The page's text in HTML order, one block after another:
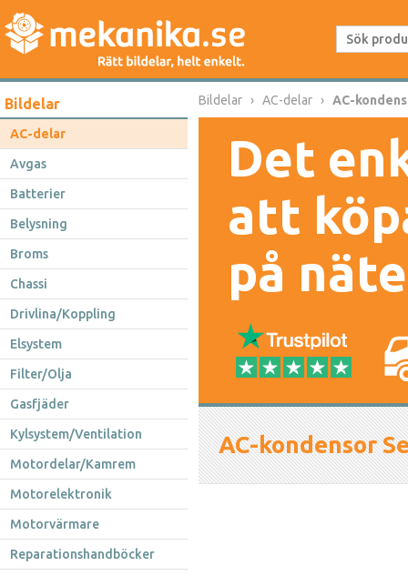
Bildelar
AC-delar
Avgas
Batterier
Belysning
Broms
Chassi
Drivlina/Koppling
Elsystem
Filter/Olja
Gasfjäder
Kylsystem/Ventilation
Motordelar/Kamrem
Motorelektronik
Motorvärmare
Reparationshandböcker
Bildelar AC-delar AC-
Det
att
på
AC-kondensor